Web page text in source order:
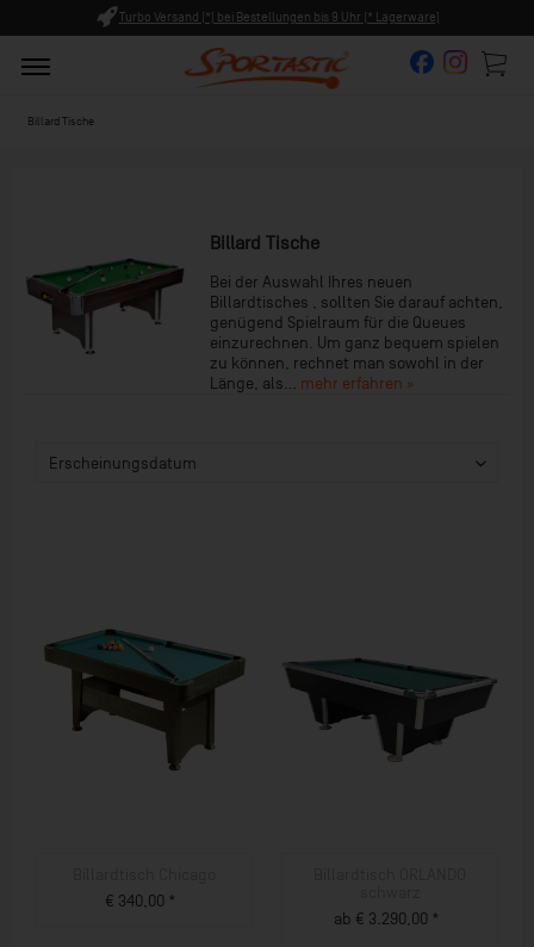
(*) bei Bestellungen bis 9 Uhr (* Lagerware)
Billard Tische
Billard Tische
Bei der Auswahl Ihres neuen
Billardtisches , sollten Sie darauf achten,
genügend Spielraum für die Queues
einzurechnen. Um ganz bequem spielen
zu können, rechnet man sowohl in der
Länge, als... mehr erfahren »
€ 340,00 *
ab € 3.290,00 *